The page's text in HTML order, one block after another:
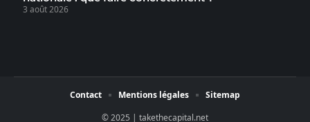
3 août 2026
© 2025 | takethecapital.net
Contact Mentions légales Sitemap